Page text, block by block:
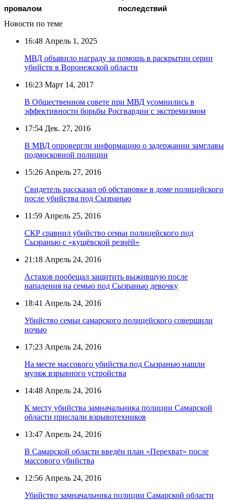
провалом
последствий
Новости по теме
16:48 Апрель 1, 2025
МВД объявило награду за помощь в раскрытии серии
убийств в Воронежской области
16:23 Март 14, 2017
В Общественном совете при МВД усомнились в
эффективности борьбы Росгвардии с экстремизмом
17:54 Дек. 27, 2016
В МВД опровергли информацию о задержании замглавы
подмосковной полиции
15:26 Апрель 27, 2016
Свидетель рассказал об обстановке в доме полицейского
после убийства под Сызранью
11:59 Апрель 25, 2016
СКР сравнил убийство семьи полицейского под
Сызранью с «кущёвской резнёй»
21:18 Апрель 24, 2016
Астахов пообещал защитить выжившую после
нападения на семью под Сызранью девочку
18:41 Апрель 24, 2016
Убийство семьи самарского полицейского совершили
ночью
17:23 Апрель 24, 2016
На месте массового убийства под Сызранью нашли
муляж взрывного устройства
14:48 Апрель 24, 2016
К месту убийства замначальника полиции Самарской
области прислали взрывотехников
13:47 Апрель 24, 2016
В Самарской области введён план «Перехват» после
массового убийства
12:56 Апрель 24, 2016
Убийство замначальника полиции Самарской области